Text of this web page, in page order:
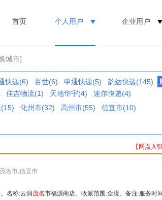
首页 个人用户 企业用户
城市]
快递(6) 百世(6) 申通快递(5) 韵达快递(145)
佳吉物流(1) 天地华宇(4)
速尔快递(4)
化州市(32) 高州市(55)
信宜市(10)
【网点入
名市,信宜市
名称:云润 茂名市福源商店。收派范围:全境。备注:服务时